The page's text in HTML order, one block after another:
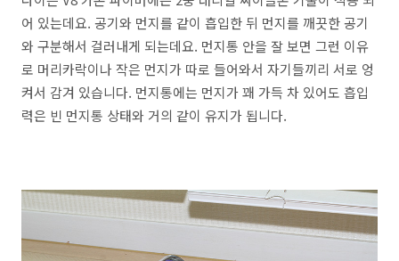
어 있는데요. 공기와 먼지를 같이 흡입한 뒤 먼지를 깨끗한 공기
와 구분해서 걸러내게 되는데요. 먼지통 안을 잘 보면 그런 이유
로 머리카락이나 작은 먼지가 따로 들어와서 자기들끼리 서로 엉
켜서 감겨 있습니다. 먼지통에는 먼지가 꽤 가득 차 있어도 흡입
력은 빈 먼지통 상태와 거의 같이 유지가 됩니다.